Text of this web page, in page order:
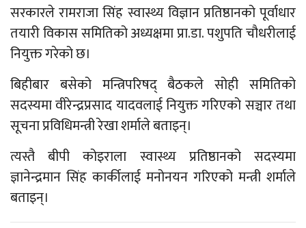
सरकारले रामराजा सिंह स्वास्थ्य विज्ञान प्रतिष्ठानको पूर्वाधार
तयारी विकास समितिको अध्यक्षमा प्रा.डा. पशुपति चौधरीलाई
नियुक्त गरेको छ।
बिहीबार बसेको मन्त्रिपरिषद् बैठकले सोही समितिको
सदस्यमा वीरेन्द्रप्रसाद यादवलाई नियुक्त गरिएको सञ्चार तथा
सूचना प्रविधिमन्त्री रेखा शर्माले बताइन्।
त्यस्तै बीपी कोइराला स्वास्थ्य प्रतिष्ठानको सदस्यमा
ज्ञानेन्द्रमान सिंह कार्कीलाई मनोनयन गरिएको मन्त्री शर्माले
बताइन्।